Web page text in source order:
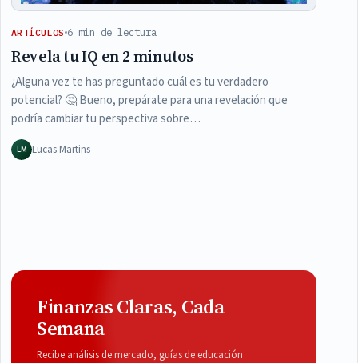
ARTÍCULOS 6 min de lectura
Revela tu IQ en 2 minutos
¿Alguna vez te has preguntado cuál es tu verdadero
potencial? 🤔 Bueno, prepárate para una revelación que
podría cambiar tu perspectiva sobre…
LM Lucas Martins
Finanzas Claras, Cada
Semana
Recibe análisis de mercado, guías de educación